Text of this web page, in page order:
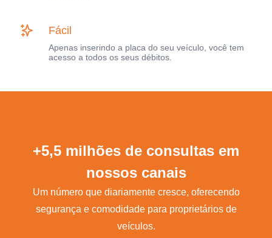
Fácil
Apenas inserindo a placa do seu veículo, você tem
acesso a todos os seus débitos.
+5,5 milhões de consultas em
nossos canais
Um número que diariamente cresce, oferecendo
segurança e comodidade para proprietários de
veículos.